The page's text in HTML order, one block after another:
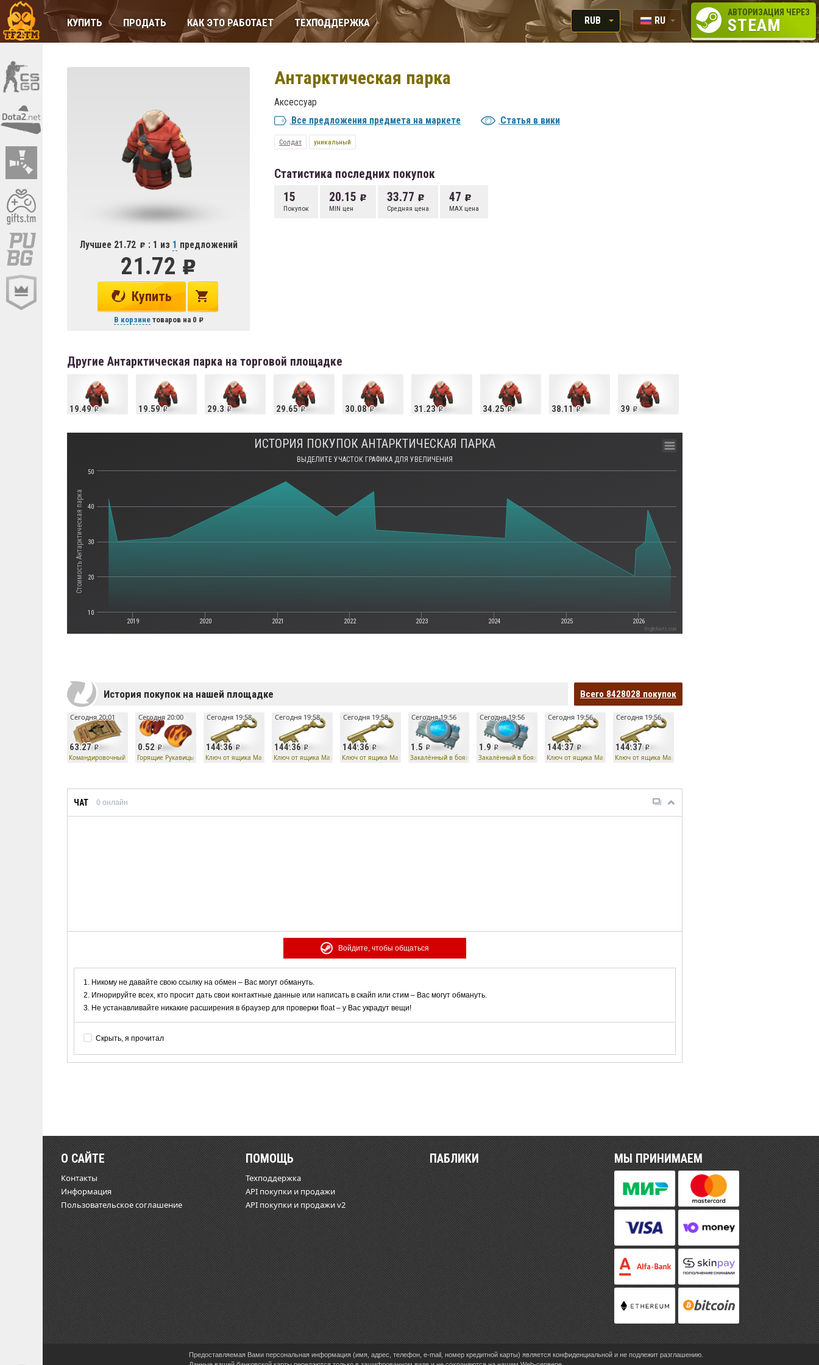
КУПИТЬ ПРОДАТЬ КАК ЭТО РАБОТАЕТ ТЕХПОДДЕРЖКА
RUB
RUB
RU
EN
АВТОРИЗАЦИЯ ЧЕРЕЗ
STEAM
Лучшее 21.72 : 1 из 1 предложений
21.72
Купить
В корзинетоваров на 0
Антарктическая парка
Аксессуар
Все предложения предмета на маркете
Статья в вики
Солдат уникальный
Статистика последних покупок
15
Покупок
20.15
MIN цен
33.77
Средняя цена
47
MAX цена
Другие Антарктическая парка на торговой площадке
19.49 19.59 29.3 29.65 30.08 31.23 34.25 38.11 39
Стоимость Антарктическая парка
ИСТОРИЯ ПОКУПОК АНТАРКТИЧЕСКАЯ ПАРКА
ВЫДЕЛИТЕ УЧАСТОК ГРАФИКА ДЛЯ УВЕЛИЧЕНИЯ
2019 2020 2021 2022 2023 2024 2025 2026
10
20
30
40
50
Highcharts.com
История покупок на нашей площадке Всего 8428028 покупок
63.27
Сегодня 20:01
Командировочный билет
0.52
Сегодня 20:00
Горящие Рукавицы Ускорения
144.36
Сегодня 19:58
Ключ от ящика Манн Ко
144.36
Сегодня 19:58
Ключ от ящика Манн Ко
144.36
Сегодня 19:58
Ключ от ящика Манн Ко
1.5
Сегодня 19:56
Закалённый в боях процессор насмешек робота
1.9
Сегодня 19:56
Закалённый в боях процессор насмешек робота
144.37
Сегодня 19:56
Ключ от ящика Манн Ко
144.37
Сегодня 19:56
Ключ от ящика Манн Ко
ЧАТ 0 онлайн
Войдите, чтобы общаться
Никому не давайте свою ссылку на обмен – Вас могут обмануть.
Игнорируйте всех, кто просит дать свои контактные данные или написать в скайп или стим – Вас могут обмануть.
Не устанавливайте никакие расширения в браузер для проверки float – у Вас украдут вещи!
Скрыть, я прочитал
О САЙТЕ
Контакты
Информация
Пользовательское соглашение
ПОМОЩЬ
Техподдержка
API покупки и продажи
API покупки и продажи v2
ПАБЛИКИ МЫ ПРИНИМАЕМ
Предоставляемая Вами персональная информация (имя, адрес, телефон, e-mail, номер кредитной карты) является конфиденциальной и не подлежит разглашению.